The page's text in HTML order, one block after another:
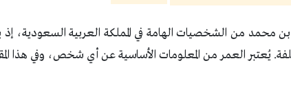
بن محمد من الشخصيات الهامة في المملكة العربية السعودية،
يُعتبر العمر من المعلومات الأساسية عن أي شخص، وفي هذا